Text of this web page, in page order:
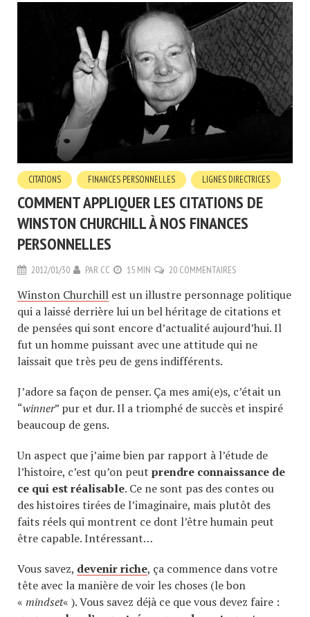
CITATIONS FINANCES PERSONNELLES LIGNES DIRECTRICES
COMMENT APPLIQUER LES CITATIONS DE
WINSTON CHURCHILL À NOS FINANCES
PERSONNELLES
2012/01/30 PAR CC 15 MIN 20 COMMENTAIRES
Winston Churchill est un illustre personnage politique
qui a laissé derrière lui un bel héritage de citations et
de pensées qui sont encore d’actualité aujourd’hui. Il
fut un homme puissant avec une attitude qui ne
laissait que très peu de gens indifférents.
J’adore sa façon de penser. Ça mes ami(e)s, c’était un
“winner” pur et dur. Il a triomphé de succès et inspiré
beaucoup de gens.
Un aspect que j’aime bien par rapport à l’étude de
l’histoire, c’est qu’on peut prendre connaissance de
ce qui est réalisable. Ce ne sont pas des contes ou
des histoires tirées de l’imaginaire, mais plutôt des
faits réels qui montrent ce dont l’être humain peut
être capable. Intéressant…
Vous savez, devenir riche, ça commence dans votre
tête avec la manière de voir les choses (le bon
« mindset« ). Vous savez déjà ce que vous devez faire :